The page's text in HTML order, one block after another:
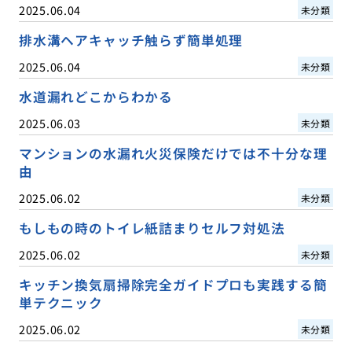
2025.06.04 未分類
排水溝ヘアキャッチ触らず簡単処理
2025.06.04 未分類
水道漏れどこからわかる
2025.06.03 未分類
マンションの水漏れ火災保険だけでは不十分な理
由
2025.06.02 未分類
もしもの時のトイレ紙詰まりセルフ対処法
2025.06.02 未分類
キッチン換気扇掃除完全ガイドプロも実践する簡
単テクニック
2025.06.02 未分類